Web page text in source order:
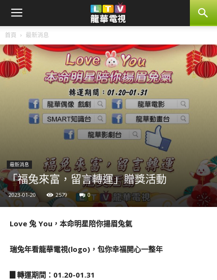
首頁 最新消息
最新消息
「福兔來富，留言轉運」贈獎活動
2023-01-20 2579 0
Love 兔 You ，本命明星陪你揚眉兔氣
瑞兔年看龍華電視(logo) ，包你幸福開心一整年
▊轉運期間：01.20-01.31